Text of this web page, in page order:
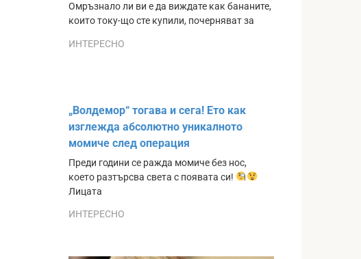
Омръзнало ли ви е да виждате как бананите,
които току-що сте купили, почерняват за
ИНТЕРЕСНО
„Волдемор“ тогава и сега! Ето как
изглежда абсолютно уникалното
момиче след операция
Преди години се ражда момиче без нос,
което разтърсва света с появата си!
Лицата
ИНТЕРЕСНО